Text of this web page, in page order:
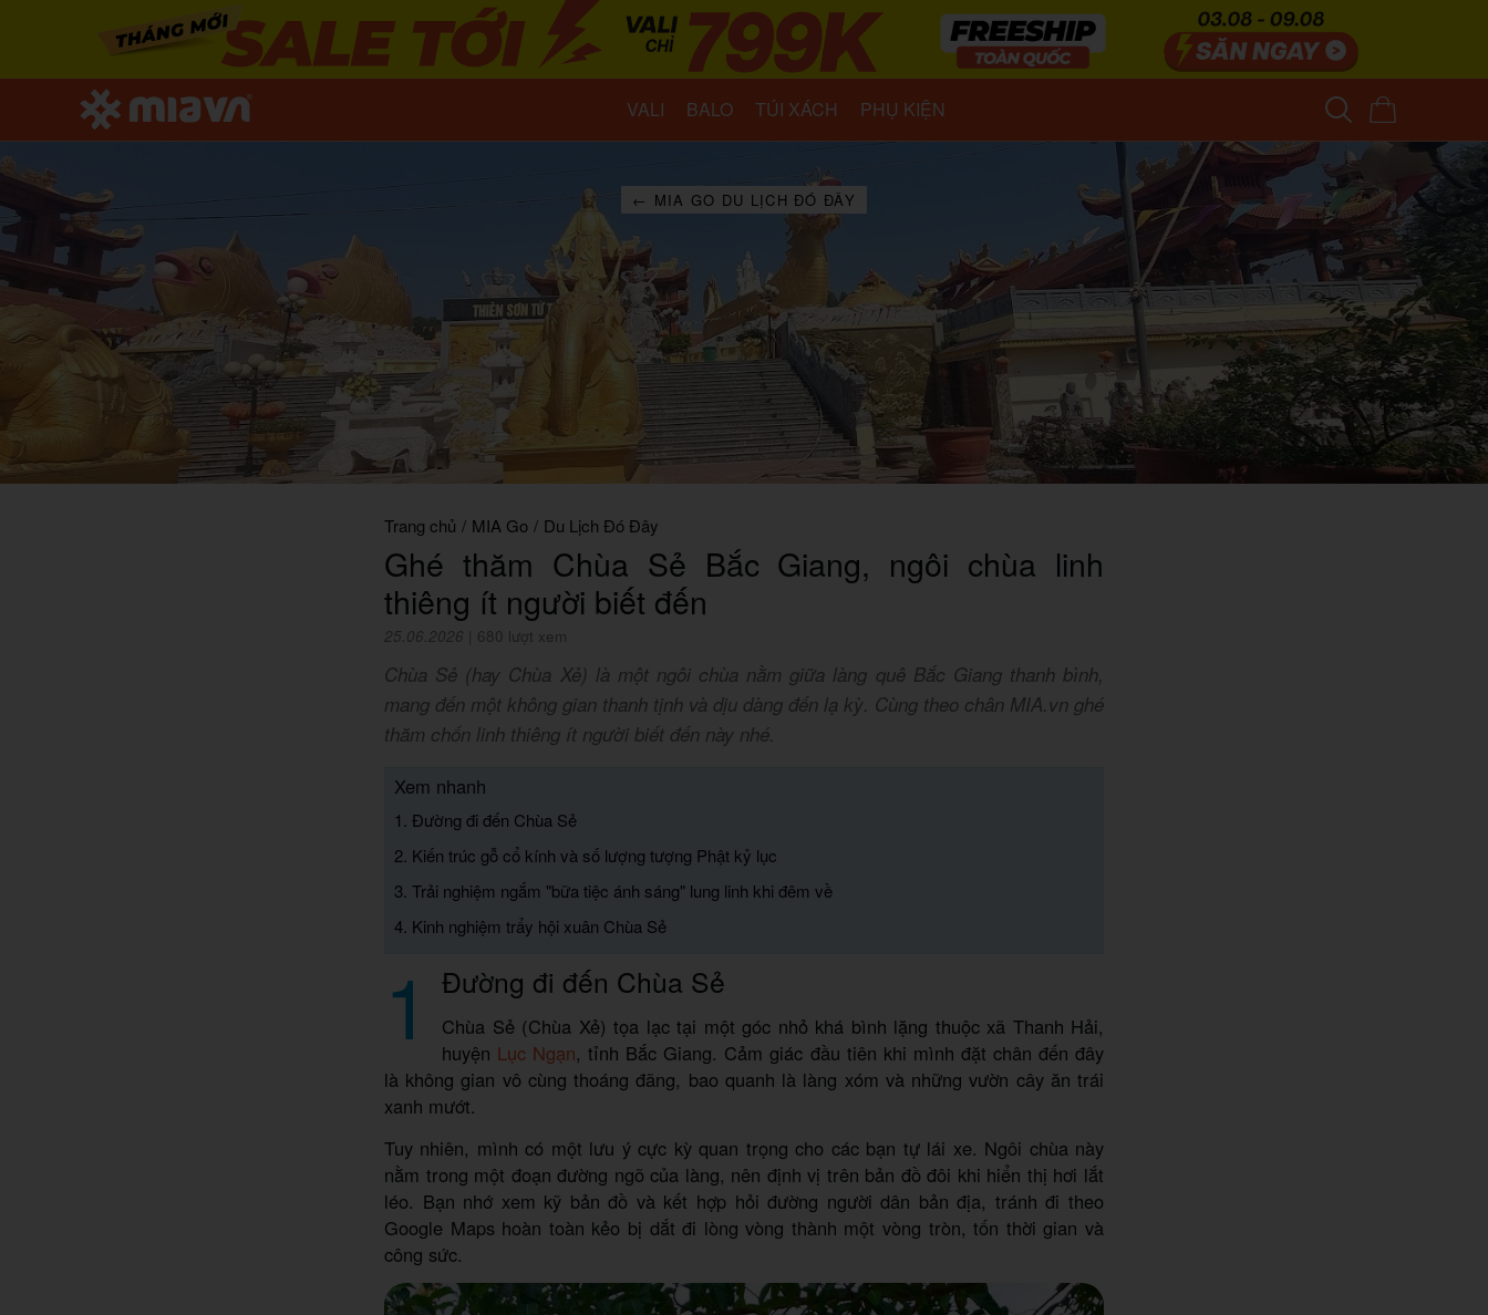
VALI BALO TÚI XÁCH PHỤ KIỆN
← MIA GO DU LỊCH ĐÓ ĐÂY
Trang chủ / MIA Go / Du Lịch Đó Đây
Ghé thăm Chùa Sẻ Bắc Giang, ngôi chùa linh
thiêng ít người biết đến
25.06.2026 680 lượt xem
Chùa Sẻ (hay Chùa Xẻ) là một ngôi chùa nằm giữa làng quê Bắc Giang thanh bình,
mang đến một không gian thanh tịnh và dịu dàng đến lạ kỳ. Cùng theo chân MIA.vn ghé
thăm chốn linh thiêng ít người biết đến này nhé.
Xem nhanh
1. Đường đi đến Chùa Sẻ
2. Kiến trúc gỗ cổ kính và số lượng tượng Phật kỷ lục
3. Trải nghiệm ngắm "bữa tiệc ánh sáng" lung linh khi đêm về
4. Kinh nghiệm trẩy hội xuân Chùa Sẻ
1 Đường đi đến Chùa Sẻ
Chùa Sẻ (Chùa Xẻ) tọa lạc tại một góc nhỏ khá bình lặng thuộc xã Thanh Hải,
huyện Lục Ngạn, tỉnh Bắc Giang. Cảm giác đầu tiên khi mình đặt chân đến đây
là không gian vô cùng thoáng đãng, bao quanh là làng xóm và những vườn cây ăn trái
xanh mướt.
Tuy nhiên, mình có một lưu ý cực kỳ quan trọng cho các bạn tự lái xe. Ngôi chùa này
nằm trong một đoạn đường ngõ của làng, nên định vị trên bản đồ đôi khi hiển thị hơi lắt
léo. Bạn nhớ xem kỹ bản đồ và kết hợp hỏi đường người dân bản địa, tránh đi theo
Google Maps hoàn toàn kẻo bị dắt đi lòng vòng thành một vòng tròn, tốn thời gian và
công sức.